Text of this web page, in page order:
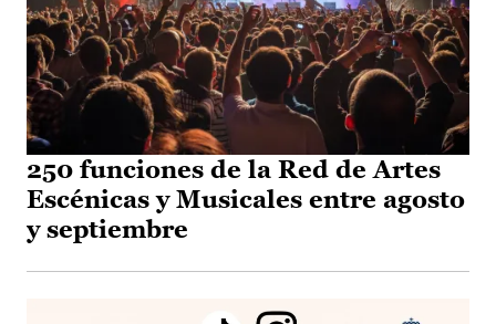
250 funciones de la Red de Artes
Escénicas y Musicales entre agosto
y septiembre